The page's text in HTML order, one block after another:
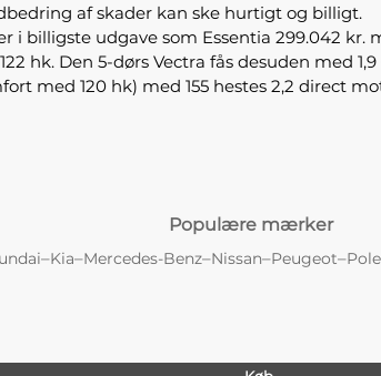
af skader kan ske hurtigt og billigt.
billigste udgave som Essentia 299.042 kr.
hk. Den 5-dørs Vectra fås desuden med
med 120 hk) med 155 hestes 2,2 direct
Populære mærker
–Kia–Mercedes-Benz–Nissan–Peugeot–